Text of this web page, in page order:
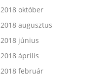
2018 október
2018 augusztus
2018 június
2018 április
2018 február